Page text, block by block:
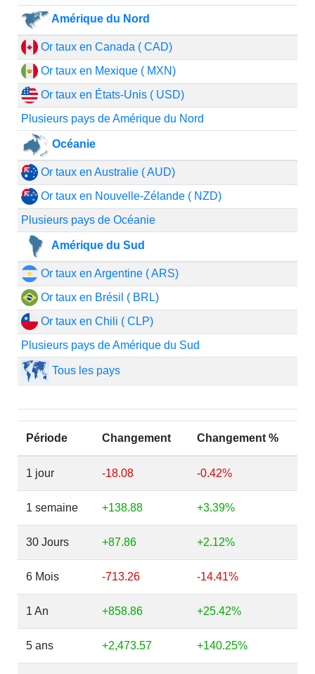
Amérique du Nord
Or taux en Canada ( CAD)
Or taux en Mexique ( MXN)
Or taux en États-Unis ( USD)
Plusieurs pays de Amérique du Nord
Océanie
Or taux en Australie ( AUD)
Or taux en Nouvelle-Zélande ( NZD)
Plusieurs pays de Océanie
Amérique du Sud
Or taux en Argentine ( ARS)
Or taux en Brésil ( BRL)
Or taux en Chili ( CLP)
Plusieurs pays de Amérique du Sud
Tous les pays
Période Changement Changement %
1 jour -18.08 -0.42%
1 semaine +138.88 +3.39%
30 Jours +87.86 +2.12%
6 Mois -713.26 -14.41%
1 An +858.86 +25.42%
5 ans +2,473.57 +140.25%